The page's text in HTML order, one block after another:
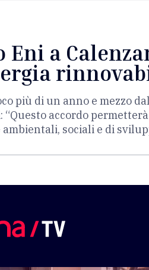
Eni a
più di un anno e mezzo
“Questo accordo
ambientali, sociali e di